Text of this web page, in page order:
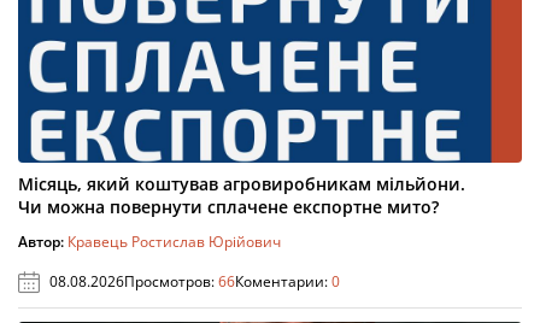
Місяць, який коштував агровиробникам мільйони.
Чи можна повернути сплачене експортне мито?
Автор: Кравець Ростислав Юрійович
08.08.2026Просмотров:66Коментарии:0